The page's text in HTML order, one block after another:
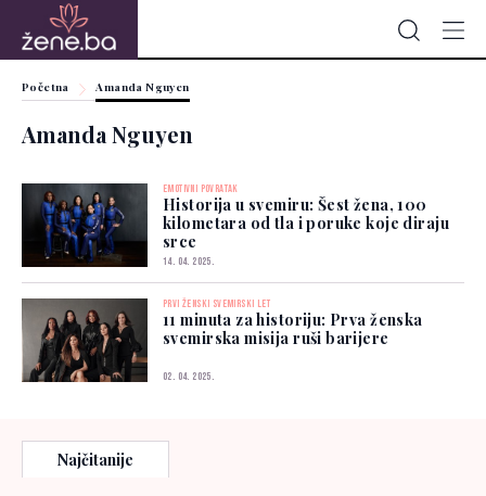
Početna Amanda Nguyen
Amanda Nguyen
EMOTIVNI POVRATAK
Historija u svemiru: Šest žena, 100
kilometara od tla i poruke koje diraju
srce
14. 04. 2025.
PRVI ŽENSKI SVEMIRSKI LET
11 minuta za historiju: Prva ženska
svemirska misija ruši barijere
02. 04. 2025.
Najčitanije